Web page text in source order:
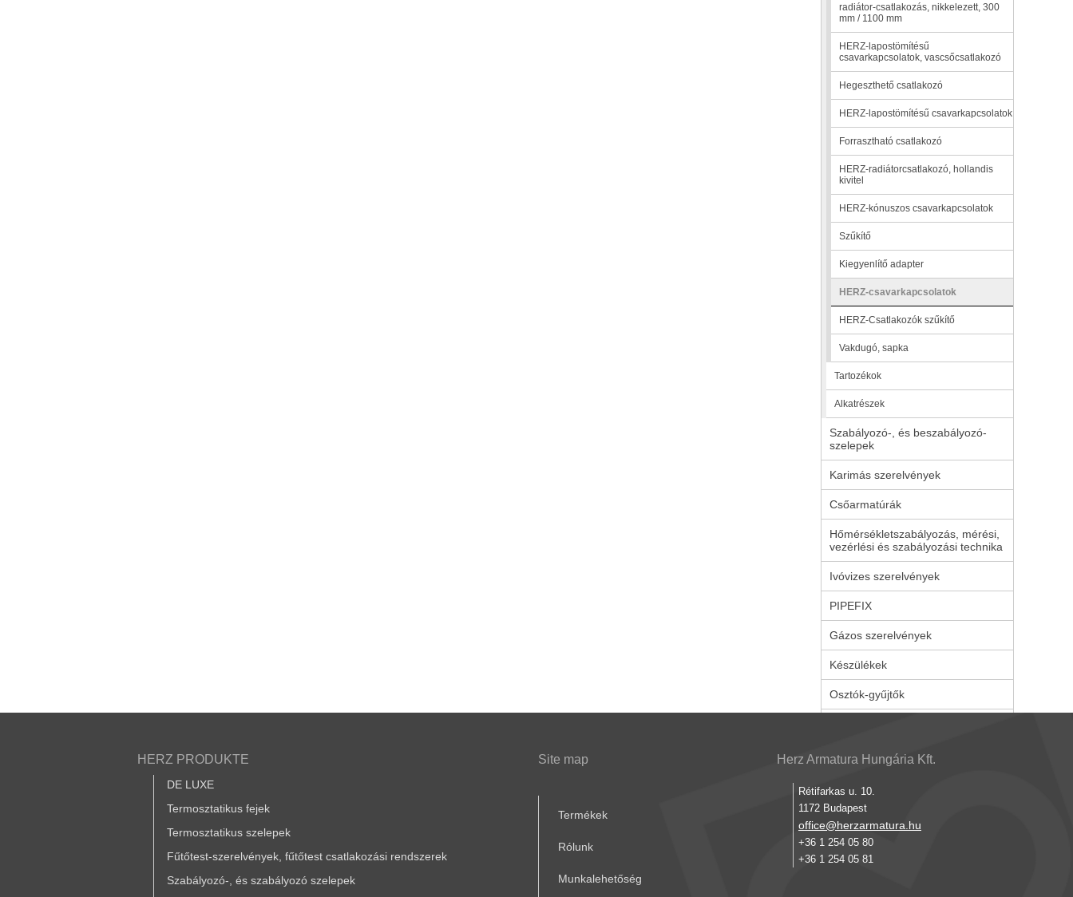
radiátor-csatlakozás, nikkelezett, 300
mm / 1100 mm
HERZ-lapostömítésű
csavarkapcsolatok, vascsőcsatlakozó
Hegeszthető csatlakozó
HERZ-lapostömítésű csavarkapcsolatok
Forrasztható csatlakozó
HERZ-radiátorcsatlakozó, hollandis
kivitel
HERZ-kónuszos csavarkapcsolatok
Szűkítő
Kiegyenlítő adapter
HERZ-csavarkapcsolatok
HERZ-Csatlakozók szűkítő
Vakdugó, sapka
Tartozékok
Alkatrészek
Szabályozó-, és beszabályozó-
szelepek
Karimás szerelvények
Csőarmatúrák
Hőmérsékletszabályozás, mérési,
vezérlési és szabályozási technika
Ivóvizes szerelvények
PIPEFIX
Gázos szerelvények
Készülékek
Osztók-gyűjtők
HERZ PRODUKTE
DE LUXE
Termosztatikus fejek
Termosztatikus szelepek
Fűtőtest-szerelvények, fűtőtest csatlakozási rendszerek
Szabályozó-, és szabályozó szelepek
Site map
Termékek
Rólunk
Munkalehetőség
Herz Armatura Hungária Kft.
Rétifarkas u. 10.
1172 Budapest
office@herzarmatura.hu
+36 1 254 05 80
+36 1 254 05 81